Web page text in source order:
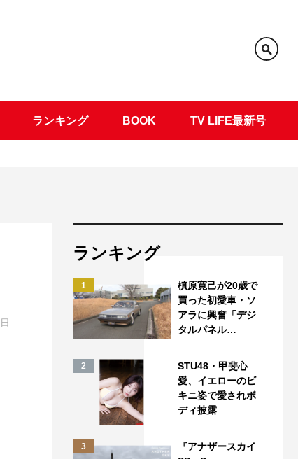
ランキング BOOK TV LIFE最新号
ランキング
1
槙原寛己が20歳で
買った初愛車・ソ
アラに興奮「デジ
タルパネル…
2
STU48・甲斐心
愛、イエローのビ
キニ姿で愛されボ
ディ披露
3
『アナザースカイ